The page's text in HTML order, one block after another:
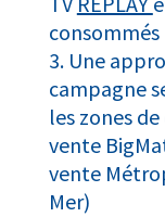
Une
campagne
les zones
vente
vente
Mer)